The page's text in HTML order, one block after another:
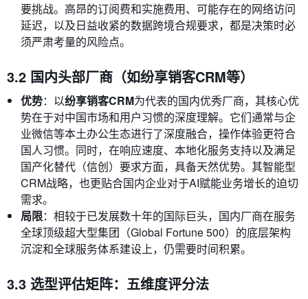
要挑战。高昂的订阅费和实施费用、可能存在的网络访问
延迟，以及日益收紧的数据跨境合规要求，都是决策时必
须严肃考量的风险点。
3.2 国内头部厂商（如纷享销客CRM等）
优势：以纷享销客CRM为代表的国内优秀厂商，其核心优
势在于对中国市场和用户习惯的深度理解。它们通常与企
业微信等本土办公生态进行了深度融合，操作体验更符合
国人习惯。同时，在响应速度、本地化服务支持以及满足
国产化替代（信创）要求方面，具备天然优势。其智能型
CRM战略，也更贴合国内企业对于AI赋能业务增长的迫切
需求。
局限：相较于已发展数十年的国际巨头，国内厂商在服务
全球顶级超大型集团（Global Fortune 500）的底层架构
沉淀和全球服务体系建设上，仍需要时间积累。
3.3 选型评估矩阵：五维度评分法